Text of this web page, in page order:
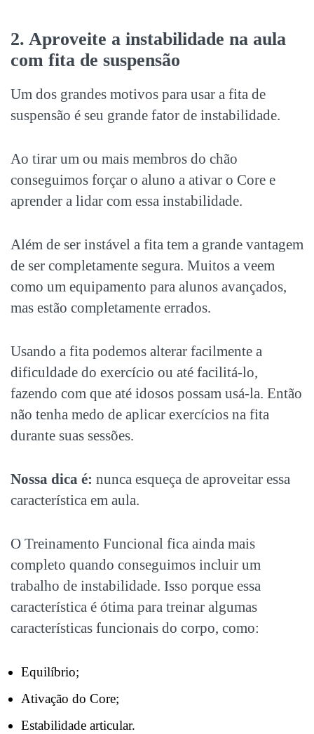
2. Aproveite a instabilidade na aula
com fita de suspensão
Um dos grandes motivos para usar a fita de
suspensão é seu grande fator de instabilidade.
Ao tirar um ou mais membros do chão
conseguimos forçar o aluno a ativar o Core e
aprender a lidar com essa instabilidade.
Além de ser instável a fita tem a grande vantagem
de ser completamente segura. Muitos a veem
como um equipamento para alunos avançados,
mas estão completamente errados.
Usando a fita podemos alterar facilmente a
dificuldade do exercício ou até facilitá-lo,
fazendo com que até idosos possam usá-la. Então
não tenha medo de aplicar exercícios na fita
durante suas sessões.
Nossa dica é: nunca esqueça de aproveitar essa
característica em aula.
O Treinamento Funcional fica ainda mais
completo quando conseguimos incluir um
trabalho de instabilidade. Isso porque essa
característica é ótima para treinar algumas
características funcionais do corpo, como:
Equilíbrio;
Ativação do Core;
Estabilidade articular.